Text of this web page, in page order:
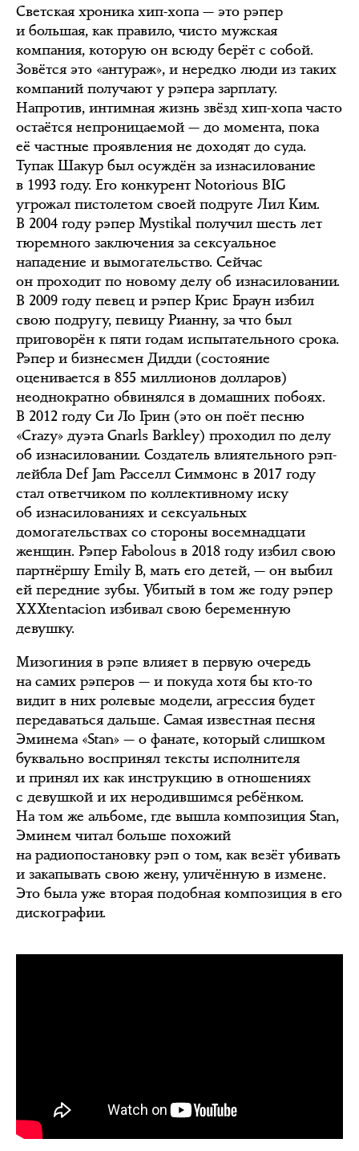
Светская хроника хип-хопа — это рэпер
и большая, как правило, чисто мужская
компания, которую он всюду берёт с собой.
Зовётся это «антураж», и нередко люди из таких
компаний получают у рэпера зарплату.
Напротив, интимная жизнь звёзд хип-хопа часто
остаётся непроницаемой — до момента, пока
её частные проявления не доходят до суда.
Тупак Шакур был осуждён за изнасилование
в 1993 году. Его конкурент Notorious BIG
угрожал пистолетом своей подруге Лил Ким.
В 2004 году рэпер Mystikal получил шесть лет
тюремного заключения за сексуальное
нападение и вымогательство. Сейчас
он проходит по новому делу об изнасиловании.
В 2009 году певец и рэпер Крис Браун избил
свою подругу, певицу Рианну, за что был
приговорён к пяти годам испытательного срока.
Рэпер и бизнесмен Дидди (состояние
оценивается в 855 миллионов долларов)
неоднократно обвинялся в домашних побоях.
В 2012 году Си Ло Грин (это он поёт песню
«Crazy» дуэта Gnarls Barkley) проходил по делу
об изнасиловании. Создатель влиятельного рэп-
лейбла Def Jam Расселл Симмонс в 2017 году
стал ответчиком по коллективному иску
об изнасилованиях и сексуальных
домогательствах со стороны восемнадцати
женщин. Рэпер Fabolous в 2018 году избил свою
партнёршу Emily B, мать его детей, — он выбил
ей передние зубы. Убитый в том же году рэпер
XXXtentacion избивал свою беременную
девушку.
Мизогиния в рэпе влияет в первую очередь
на самих рэперов — и покуда хотя бы кто-то
видит в них ролевые модели, агрессия будет
передаваться дальше. Самая известная песня
Эминема «Stan» — о фанате, который слишком
буквально воспринял тексты исполнителя
и принял их как инструкцию в отношениях
с девушкой и их неродившимся ребёнком.
На том же альбоме, где вышла композиция Stan,
Эминем читал больше похожий
на радиопостановку рэп о том, как везёт убивать
и закапывать свою жену, уличённую в измене.
Это была уже вторая подобная композиция в его
дискографии.